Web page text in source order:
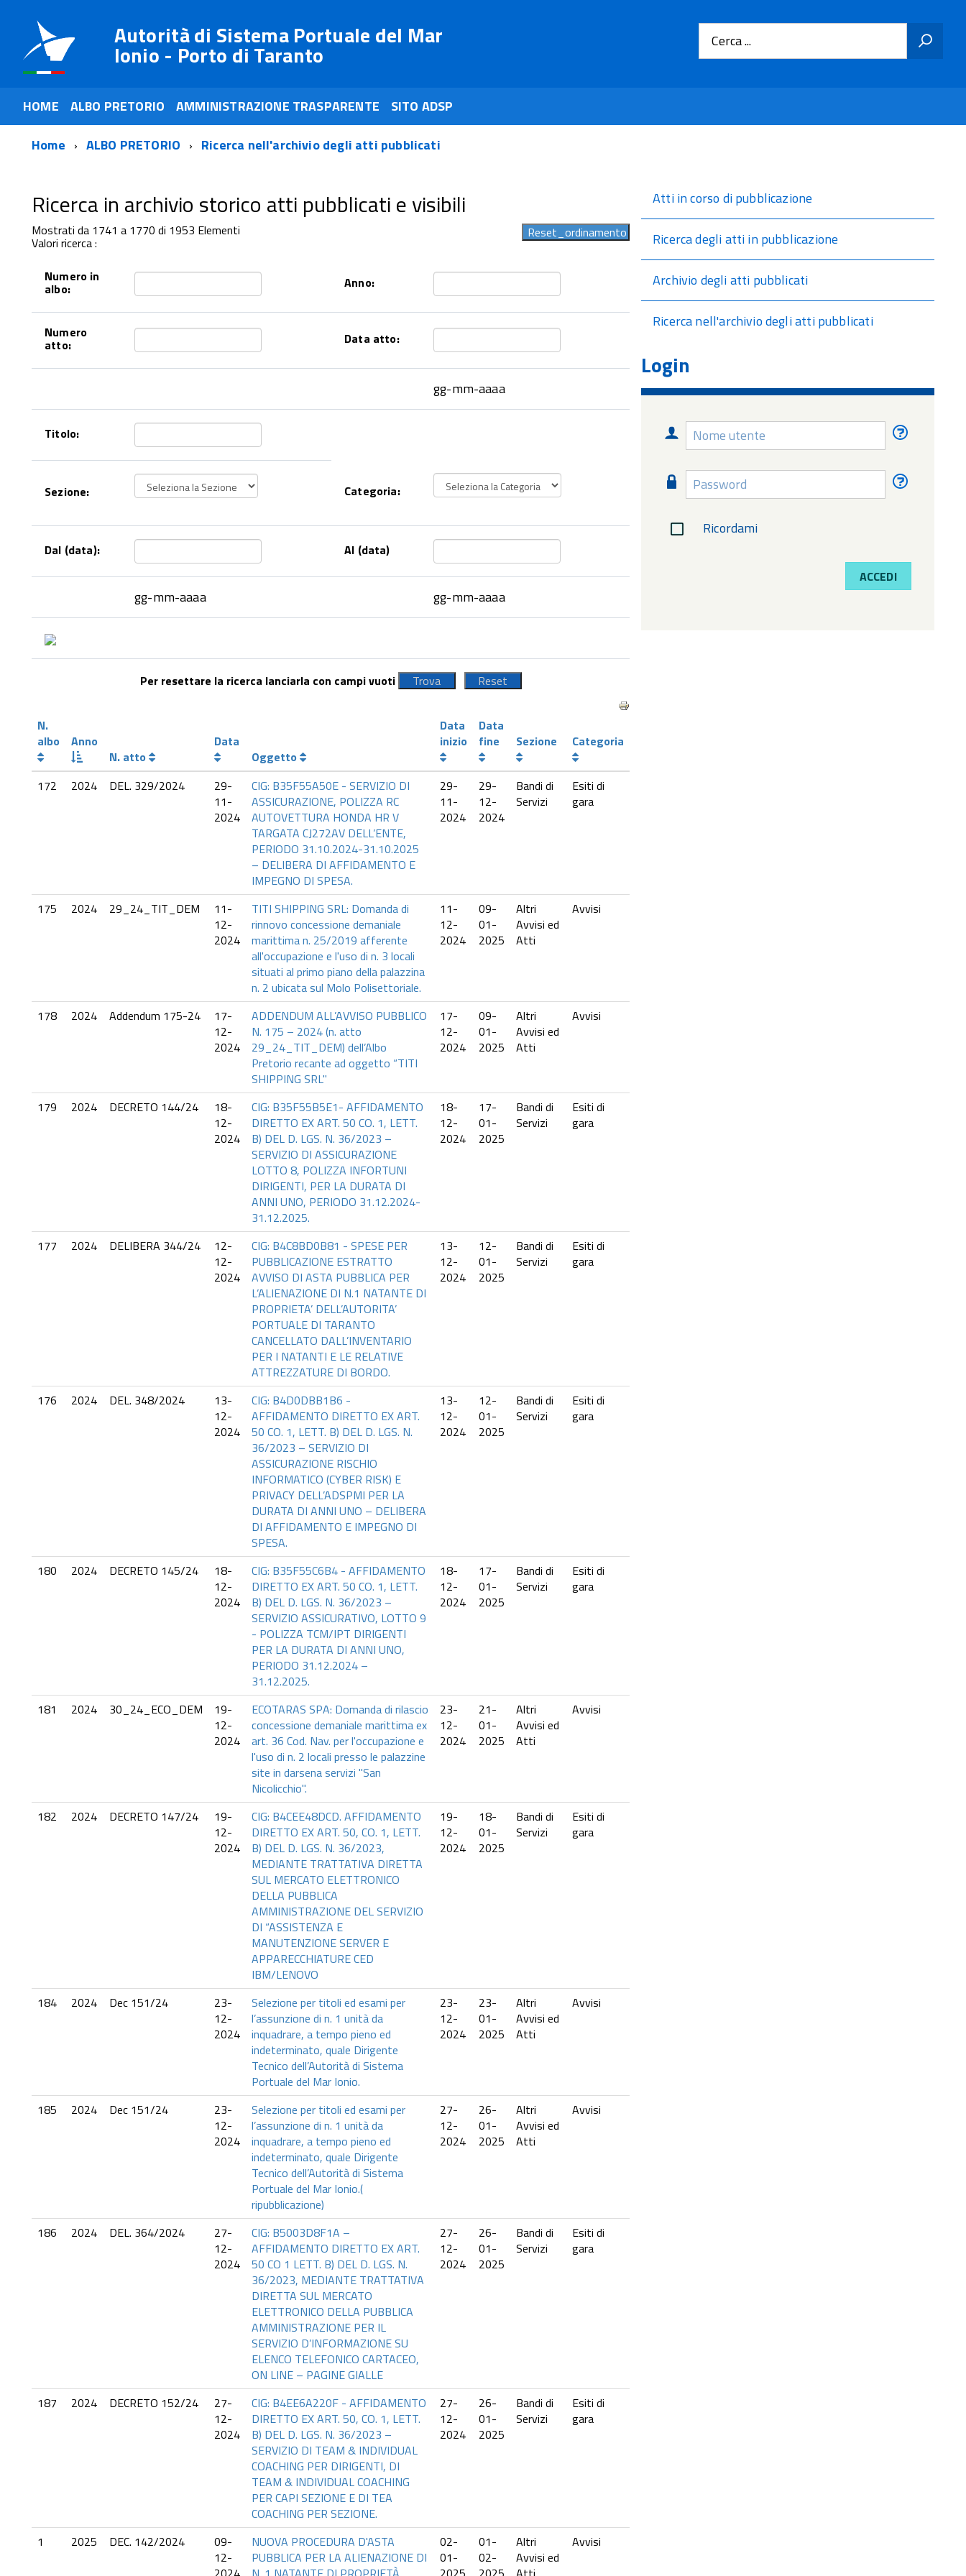
Autorità di Sistema Portuale del Mar
Ionio - Porto di Taranto Cerca ...
HOME ALBO PRETORIO AMMINISTRAZIONE TRASPARENTE
SITO ADSP
Home
ALBO PRETORIO Ricerca nell'archivio degli atti pubblicati
Ricerca in archivio storico atti pubblicati e visibili
Mostrati da 1741 a 1770 di 1953 Elementi
Valori ricerca :
Numero in
albo: Anno:
Numero
atto: Data atto:
gg-mm-aaaa
Titolo:
Sezione: Categoria:
Dal (data): Al (data)
gg-mm-aaaa gg-mm-aaaa
Per resettare la ricerca lanciarla con campi vuoti
N.
albo
Anno
N. atto
Data
Oggetto
Data
inizio
Data
fine
Sezione Categoria
172 2024 DEL. 329/2024
29-
11-
2024
CIG: B35F55A50E - SERVIZIO DI
ASSICURAZIONE, POLIZZA RC
AUTOVETTURA HONDA HR V
TARGATA CJ272AV DELL’ENTE,
PERIODO 31.10.2024-31.10.2025
– DELIBERA DI AFFIDAMENTO E
IMPEGNO DI SPESA.
29-
11-
2024
29-
12-
2024
Bandi di
Servizi
Esiti di
gara
175 2024 29_24_TIT_DEM
11-
12-
2024
TITI SHIPPING SRL: Domanda di
rinnovo concessione demaniale
marittima n. 25/2019 afferente
all'occupazione e l'uso di n. 3 locali
situati al primo piano della palazzina
n. 2 ubicata sul Molo Polisettoriale.
11-
12-
2024
09-
01-
2025
Altri
Avvisi ed
Atti
Avvisi
178 2024 Addendum 175-24
17-
12-
2024
ADDENDUM ALL’AVVISO PUBBLICO
N. 175 – 2024 (n. atto
29_24_TIT_DEM) dell’Albo
Pretorio recante ad oggetto “TITI
SHIPPING SRL"
17-
12-
2024
09-
01-
2025
Altri
Avvisi ed
Atti
Avvisi
179 2024 DECRETO 144/24
18-
12-
2024
CIG: B35F55B5E1- AFFIDAMENTO
DIRETTO EX ART. 50 CO. 1, LETT.
B) DEL D. LGS. N. 36/2023 –
SERVIZIO DI ASSICURAZIONE
LOTTO 8, POLIZZA INFORTUNI
DIRIGENTI, PER LA DURATA DI
ANNI UNO, PERIODO 31.12.2024-
31.12.2025.
18-
12-
2024
17-
01-
2025
Bandi di
Servizi
Esiti di
gara
177 2024 DELIBERA 344/24
12-
12-
2024
CIG: B4C8BD0B81 - SPESE PER
PUBBLICAZIONE ESTRATTO
AVVISO DI ASTA PUBBLICA PER
L’ALIENAZIONE DI N.1 NATANTE DI
PROPRIETA’ DELL’AUTORITA’
PORTUALE DI TARANTO
CANCELLATO DALL’INVENTARIO
PER I NATANTI E LE RELATIVE
ATTREZZATURE DI BORDO.
13-
12-
2024
12-
01-
2025
Bandi di
Servizi
Esiti di
gara
176 2024 DEL. 348/2024
13-
12-
2024
CIG: B4D0DBB1B6 -
AFFIDAMENTO DIRETTO EX ART.
50 CO. 1, LETT. B) DEL D. LGS. N.
36/2023 – SERVIZIO DI
ASSICURAZIONE RISCHIO
INFORMATICO (CYBER RISK) E
PRIVACY DELL’ADSPMI PER LA
DURATA DI ANNI UNO – DELIBERA
DI AFFIDAMENTO E IMPEGNO DI
SPESA.
13-
12-
2024
12-
01-
2025
Bandi di
Servizi
Esiti di
gara
180 2024 DECRETO 145/24
18-
12-
2024
CIG: B35F55C6B4 - AFFIDAMENTO
DIRETTO EX ART. 50 CO. 1, LETT.
B) DEL D. LGS. N. 36/2023 –
SERVIZIO ASSICURATIVO, LOTTO 9
- POLIZZA TCM/IPT DIRIGENTI
PER LA DURATA DI ANNI UNO,
PERIODO 31.12.2024 –
31.12.2025.
18-
12-
2024
17-
01-
2025
Bandi di
Servizi
Esiti di
gara
181 2024 30_24_ECO_DEM
19-
12-
2024
ECOTARAS SPA: Domanda di rilascio
concessione demaniale marittima ex
art. 36 Cod. Nav. per l'occupazione e
l'uso di n. 2 locali presso le palazzine
site in darsena servizi "San
Nicolicchio".
23-
12-
2024
21-
01-
2025
Altri
Avvisi ed
Atti
Avvisi
182 2024 DECRETO 147/24
19-
12-
2024
CIG: B4CEE48DCD. AFFIDAMENTO
DIRETTO EX ART. 50, CO. 1, LETT.
B) DEL D. LGS. N. 36/2023,
MEDIANTE TRATTATIVA DIRETTA
SUL MERCATO ELETTRONICO
DELLA PUBBLICA
AMMINISTRAZIONE DEL SERVIZIO
DI “ASSISTENZA E
MANUTENZIONE SERVER E
APPARECCHIATURE CED
IBM/LENOVO
19-
12-
2024
18-
01-
2025
Bandi di
Servizi
Esiti di
gara
184 2024 Dec 151/24
23-
12-
2024
Selezione per titoli ed esami per
l’assunzione di n. 1 unità da
inquadrare, a tempo pieno ed
indeterminato, quale Dirigente
Tecnico dell’Autorità di Sistema
Portuale del Mar Ionio.
23-
12-
2024
23-
01-
2025
Altri
Avvisi ed
Atti
Avvisi
185 2024 Dec 151/24
23-
12-
2024
Selezione per titoli ed esami per
l’assunzione di n. 1 unità da
inquadrare, a tempo pieno ed
indeterminato, quale Dirigente
Tecnico dell’Autorità di Sistema
Portuale del Mar Ionio.(
ripubblicazione)
27-
12-
2024
26-
01-
2025
Altri
Avvisi ed
Atti
Avvisi
186 2024 DEL. 364/2024
27-
12-
2024
CIG: B5003D8F1A –
AFFIDAMENTO DIRETTO EX ART.
50 CO 1 LETT. B) DEL D. LGS. N.
36/2023, MEDIANTE TRATTATIVA
DIRETTA SUL MERCATO
ELETTRONICO DELLA PUBBLICA
AMMINISTRAZIONE PER IL
SERVIZIO D’INFORMAZIONE SU
ELENCO TELEFONICO CARTACEO,
ON LINE – PAGINE GIALLE
27-
12-
2024
26-
01-
2025
Bandi di
Servizi
Esiti di
gara
187 2024 DECRETO 152/24
27-
12-
2024
CIG: B4EE6A220F - AFFIDAMENTO
DIRETTO EX ART. 50, CO. 1, LETT.
B) DEL D. LGS. N. 36/2023 –
SERVIZIO DI TEAM & INDIVIDUAL
COACHING PER DIRIGENTI, DI
TEAM & INDIVIDUAL COACHING
PER CAPI SEZIONE E DI TEA
COACHING PER SEZIONE.
27-
12-
2024
26-
01-
2025
Bandi di
Servizi
Esiti di
gara
1 2025 DEC. 142/2024
09-
12-
NUOVA PROCEDURA D'ASTA
PUBBLICA PER LA ALIENAZIONE DI
02-
01-
01-
02-
Altri
Avvisi ed
Avvisi
Atti in corso di pubblicazione
Ricerca degli atti in pubblicazione
Archivio degli atti pubblicati
Ricerca nell'archivio degli atti pubblicati
Login
Nome
utente
Nome
utente
Password
Password
Ricordami
ACCEDI